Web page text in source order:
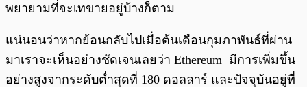
พยายามที่จะเทขายอยู่บ้างก็ตาม
แน่นอนว่าหากย้อนกลับไปเมื่อต้นเดือนกุมภาพันธ์ที่ผ่าน
มาเราจะเห็นอย่างชัดเจนเลยว่า Ethereum มีการเพิ่มขึ้น
อย่างสูงจากระดับต่ำสุดที่ 180 ดอลลาร์ และปัจจุบันอยู่ที่